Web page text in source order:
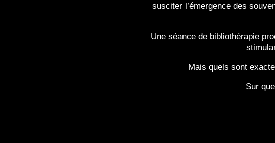
susciter l’émergence des
Une séance de bibliothérapie
Mais quels sont
Sur